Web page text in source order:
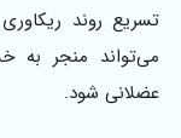
تسریع روند
می‌تواند منجر
عضلانی شود.